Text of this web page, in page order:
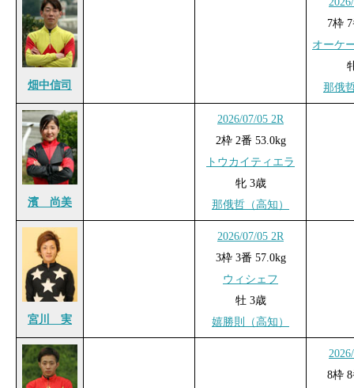
畑中信司
7枠
オーケ
那俄
濱 尚美
2026/07/05 2R
2枠 2番 53.0kg
トウカイティエラ
牝 3歳
那俄哲（高知）
宮川 実
2026/07/05 2R
3枠 3番 57.0kg
ウィシェフ
牡 3歳
嬉勝則（高知）
8枠